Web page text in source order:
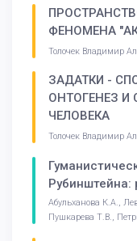
ФЕНОМЕНА
Толочек Владимир
ЗАДАТКИ -
ОНТОГЕНЕЗ И
ЧЕЛОВЕКА
Толочек Владимир
Рубинштейна:
Абульханова К.А.,
Пушкарева Т.В.,